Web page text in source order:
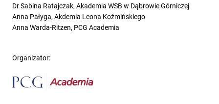
Dr Sabina Ratajczak, Akademia WSB w Dąbrowie Górniczej
Anna Pałyga, Akdemia Leona Koźmińskiego
Anna Warda-Ritzen, PCG Academia
Organizator: